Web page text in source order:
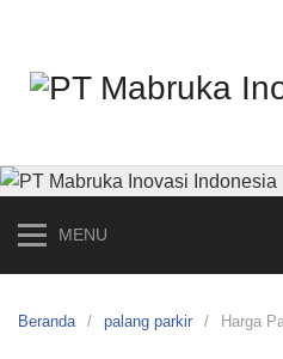
MENU
Beranda palang parkir Harga